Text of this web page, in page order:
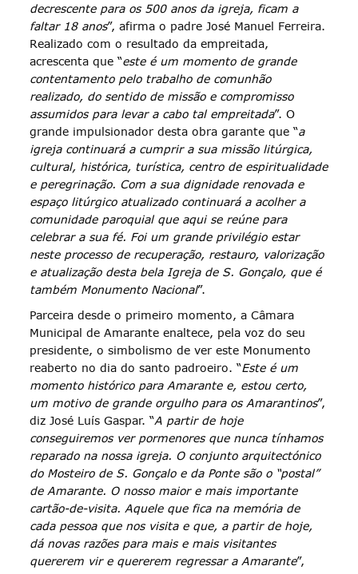
decrescente para os 500 anos da igreja, ficam a
faltar 18 anos”, afirma o padre José Manuel Ferreira.
Realizado com o resultado da empreitada,
acrescenta que “este é um momento de grande
contentamento pelo trabalho de comunhão
realizado, do sentido de missão e compromisso
assumidos para levar a cabo tal empreitada”. O
grande impulsionador desta obra garante que “a
igreja continuará a cumprir a sua missão litúrgica,
cultural, histórica, turística, centro de espiritualidade
e peregrinação. Com a sua dignidade renovada e
espaço litúrgico atualizado continuará a acolher a
comunidade paroquial que aqui se reúne para
celebrar a sua fé. Foi um grande privilégio estar
neste processo de recuperação, restauro, valorização
e atualização desta bela Igreja de S. Gonçalo, que é
também Monumento Nacional”.
Parceira desde o primeiro momento, a Câmara
Municipal de Amarante enaltece, pela voz do seu
presidente, o simbolismo de ver este Monumento
reaberto no dia do santo padroeiro. “Este é um
momento histórico para Amarante e, estou certo,
um motivo de grande orgulho para os Amarantinos”,
diz José Luís Gaspar. “A partir de hoje
conseguiremos ver pormenores que nunca tínhamos
reparado na nossa igreja. O conjunto arquitectónico
do Mosteiro de S. Gonçalo e da Ponte são o “postal”
de Amarante. O nosso maior e mais importante
cartão-de-visita. Aquele que fica na memória de
cada pessoa que nos visita e que, a partir de hoje,
dá novas razões para mais e mais visitantes
quererem vir e quererem regressar a Amarante”,